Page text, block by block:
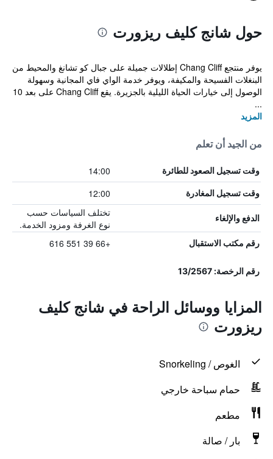
حول شانج كليف ريزورت
يوفر منتجع Chang Cliff إطلالات جميلة على جبال كو تشانغ والمحيط من
البنغلات الفسيحة والمكيفة، ويوفر خدمة الواي فاي المجانية وسهولة
الوصول إلى خيارات الحياة الليلية بالجزيرة. يقع Chang Cliff على بعد 10
...
المزيد
من الجيد أن تعلم
وقت تسجيل الصعود للطائرة 14:00
وقت تسجيل المغادرة 12:00
الدفع والإلغاء
تختلف السياسات حسب
نوع الغرفة ومزود الخدمة.
رقم مكتب الاستقبال +66 39 551 616
رقم الرخصة: 13/2567
المزايا ووسائل الراحة في شانج كليف
ريزورت
الغوص / Snorkeling
حمام سباحة خارجي
مطعم
بار / صالة